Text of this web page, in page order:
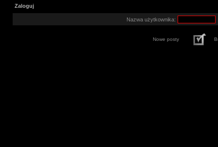
Zaloguj
Nazwa użytkownika:
Nowe posty